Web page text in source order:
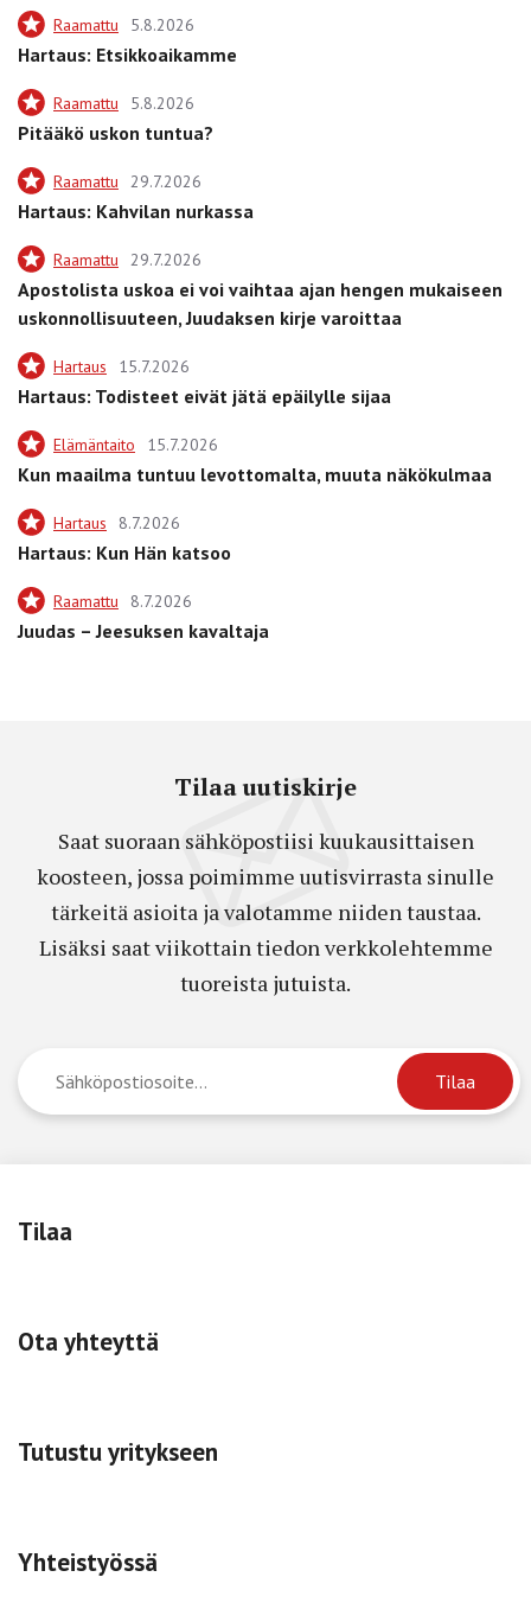
Raamattu 5.8.2026
Hartaus: Etsikkoaikamme
Raamattu 5.8.2026
Pitääkö uskon tuntua?
Raamattu 29.7.2026
Hartaus: Kahvilan nurkassa
Raamattu 29.7.2026
Apostolista uskoa ei voi vaihtaa ajan hengen mukaiseen
uskonnollisuuteen, Juudaksen kirje varoittaa
Hartaus 15.7.2026
Hartaus: Todisteet eivät jätä epäilylle sijaa
Elämäntaito 15.7.2026
Kun maailma tuntuu levottomalta, muuta näkökulmaa
Hartaus 8.7.2026
Hartaus: Kun Hän katsoo
Raamattu 8.7.2026
Juudas – Jeesuksen kavaltaja
Tilaa uutiskirje
Saat suoraan sähköpostiisi kuukausittaisen
koosteen, jossa poimimme uutisvirrasta sinulle
tärkeitä asioita ja valotamme niiden taustaa.
Lisäksi saat viikottain tiedon verkkolehtemme
tuoreista jutuista.
Tilaa
Ota yhteyttä
Tutustu yritykseen
Yhteistyössä